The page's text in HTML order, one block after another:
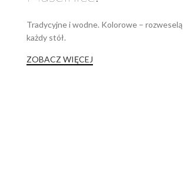
Tradycyjne i wodne. Kolorowe – rozweselą
każdy stół.
ZOBACZ WIĘCEJ